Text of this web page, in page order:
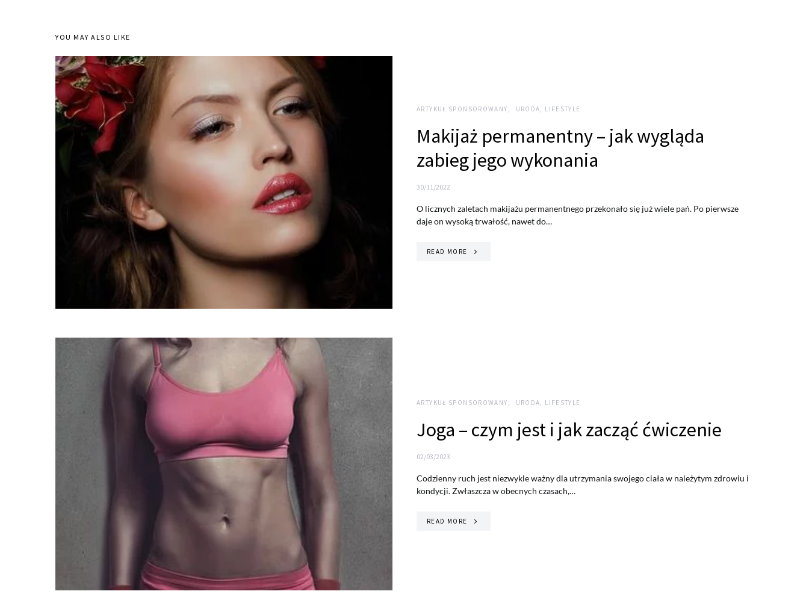
YOU MAY ALSO LIKE
ARTYKUŁ SPONSOROWANY URODA, LIFESTYLE
Makijaż permanentny – jak wygląda
zabieg jego wykonania
30/11/2022
O licznych zaletach makijażu permanentnego przekonało się już wiele pań. Po pierwsze
daje on wysoką trwałość, nawet do…
READ MORE
ARTYKUŁ SPONSOROWANY URODA, LIFESTYLE
Joga – czym jest i jak zacząć ćwiczenie
02/03/2023
Codzienny ruch jest niezwykle ważny dla utrzymania swojego ciała w należytym zdrowiu i
kondycji. Zwłaszcza w obecnych czasach,…
READ MORE